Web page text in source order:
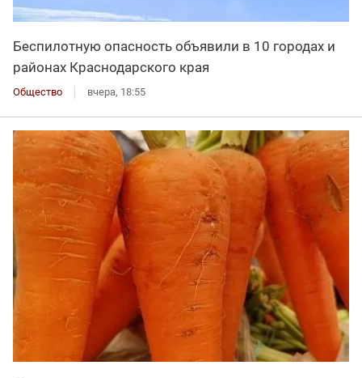
Беспилотную опасность объявили в 10 городах и
районах Краснодарского края
Общество вчера, 18:55